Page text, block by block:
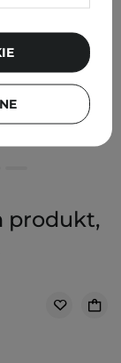
10,12,14mm -
produkt,